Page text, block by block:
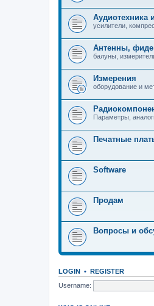
Аудиотехника
усилители,
Антенны,
балуны,
Измерения
оборудование и
Параметры,
Печатные
Software
Продам
Вопросы и
LOGIN •
REGISTER
Username: